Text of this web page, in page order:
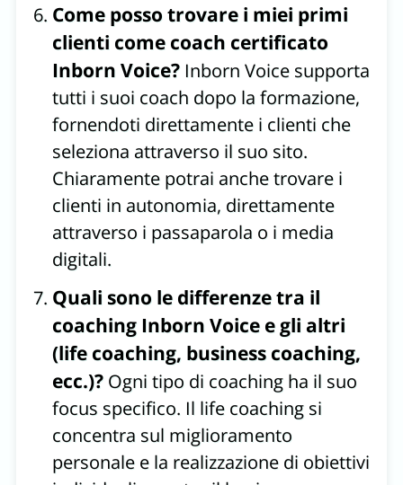
Come posso trovare i miei primi
clienti come coach certificato
Inborn Voice? Inborn Voice supporta
tutti i suoi coach dopo la formazione,
fornendoti direttamente i clienti che
seleziona attraverso il suo sito.
Chiaramente potrai anche trovare i
clienti in autonomia, direttamente
attraverso i passaparola o i media
digitali.
Quali sono le differenze tra il
coaching Inborn Voice e gli altri
(life coaching, business coaching,
ecc.)? Ogni tipo di coaching ha il suo
focus specifico. Il life coaching si
concentra sul miglioramento
personale e la realizzazione di obiettivi